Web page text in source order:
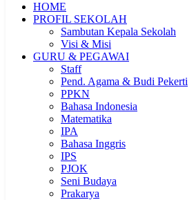
HOME
PROFIL SEKOLAH
Sambutan Kepala Sekolah
Visi & Misi
GURU & PEGAWAI
Staff
Pend. Agama & Budi Pekerti
PPKN
Bahasa Indonesia
Matematika
IPA
Bahasa Inggris
IPS
PJOK
Seni Budaya
Prakarya